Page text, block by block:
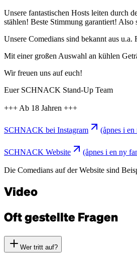
Unsere fantastischen Hosts leiten durch
stählen! Beste Stimmung garantiert!
Unsere Comedians sind bekannt aus
Mit einer großen Auswahl an kühlen
Wir freuen uns auf euch!
Euer SCHNACK Stand-Up Team
+++ Ab 18 Jahren +++
SCHNACK bei Instagram (åpnes i
SCHNACK Website (åpnes i en ny
Die Comedians auf der Website sind
Video
Oft gestellte Fragen
Wer tritt auf?